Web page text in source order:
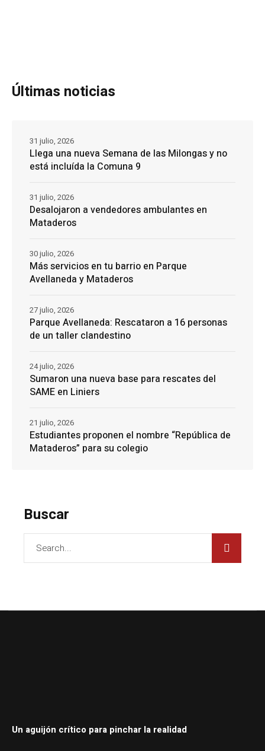
Últimas noticias
Llega una nueva Semana de las Milongas y no
está incluída la Comuna 9
31 julio, 2026
Desalojaron a vendedores ambulantes en
Mataderos
31 julio, 2026
Más servicios en tu barrio en Parque
Avellaneda y Mataderos
30 julio, 2026
Parque Avellaneda: Rescataron a 16 personas
de un taller clandestino
27 julio, 2026
Sumaron una nueva base para rescates del
SAME en Liniers
24 julio, 2026
Estudiantes proponen el nombre “República de
Mataderos” para su colegio
21 julio, 2026
Buscar
Un aguijón crítico para pinchar la realidad